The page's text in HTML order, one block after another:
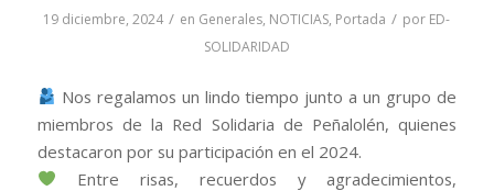
19 diciembre, 2024 / en Generales, NOTICIAS, Portada / por ED-
SOLIDARIDAD
Nos regalamos un lindo tiempo junto a un grupo de
miembros de la Red Solidaria de Peñalolén, quienes
destacaron por su participación en el 2024.
Entre risas, recuerdos y agradecimientos,